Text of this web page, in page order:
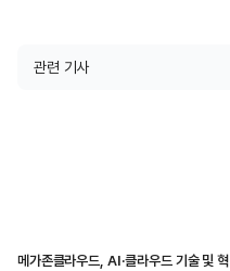
관련 기사
메가존클라우드, AI·클라우드 기술 및 혁